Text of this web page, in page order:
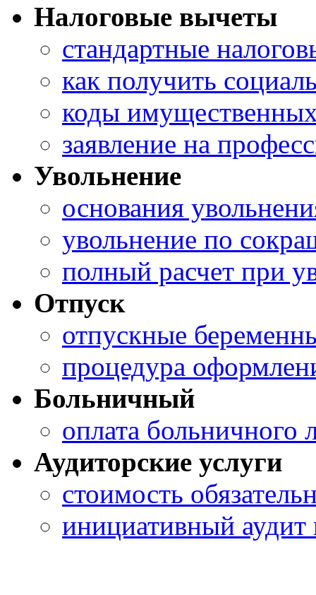
Налоговые вычеты
стандартные
как получить
коды
заявление на
Увольнение
основания
увольнение по
полный расчет при
Отпуск
отпускные
процедура
Больничный
оплата
Аудиторские услуги
стоимость
инициативный аудит